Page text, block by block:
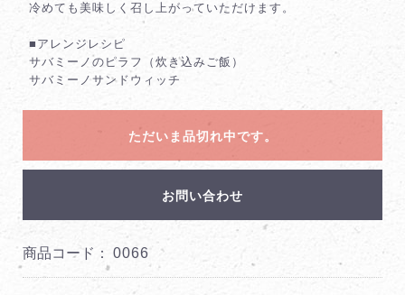
冷めても美味しく召し上がっていただけます。
■アレンジレシピ
サバミーノのピラフ（炊き込みご飯）
サバミーノサンドウィッチ
ただいま品切れ中です。
お問い合わせ
商品コード： 0066